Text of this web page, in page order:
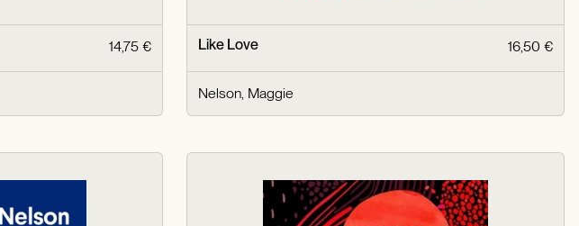
14,75 € Like Love 16,50 €
Nelson, Maggie